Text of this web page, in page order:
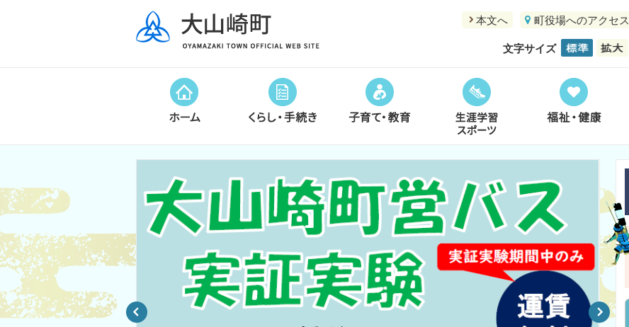
本文へ 町役場へのアクセス
文字サイズ